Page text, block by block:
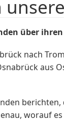
über
nach
aus
worauf